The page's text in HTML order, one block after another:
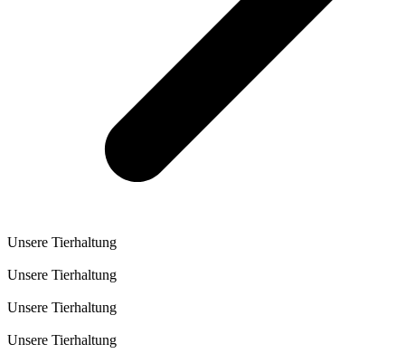
Unsere Tierhaltung
Unsere Tierhaltung
Unsere Tierhaltung
Unsere Tierhaltung